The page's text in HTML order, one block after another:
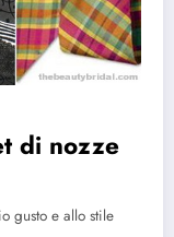
di nozze
gusto e allo stile